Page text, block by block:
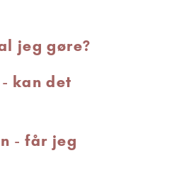
jeg gøre?
kan det
- får jeg